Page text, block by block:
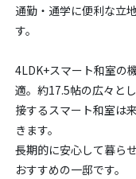
通勤・通学に便利な立
す。
4LDK+スマート和室の
適。約17.5帖の広々と
接するスマート和室は
きます。
長期的に安心して暮ら
おすすめの一邸です。